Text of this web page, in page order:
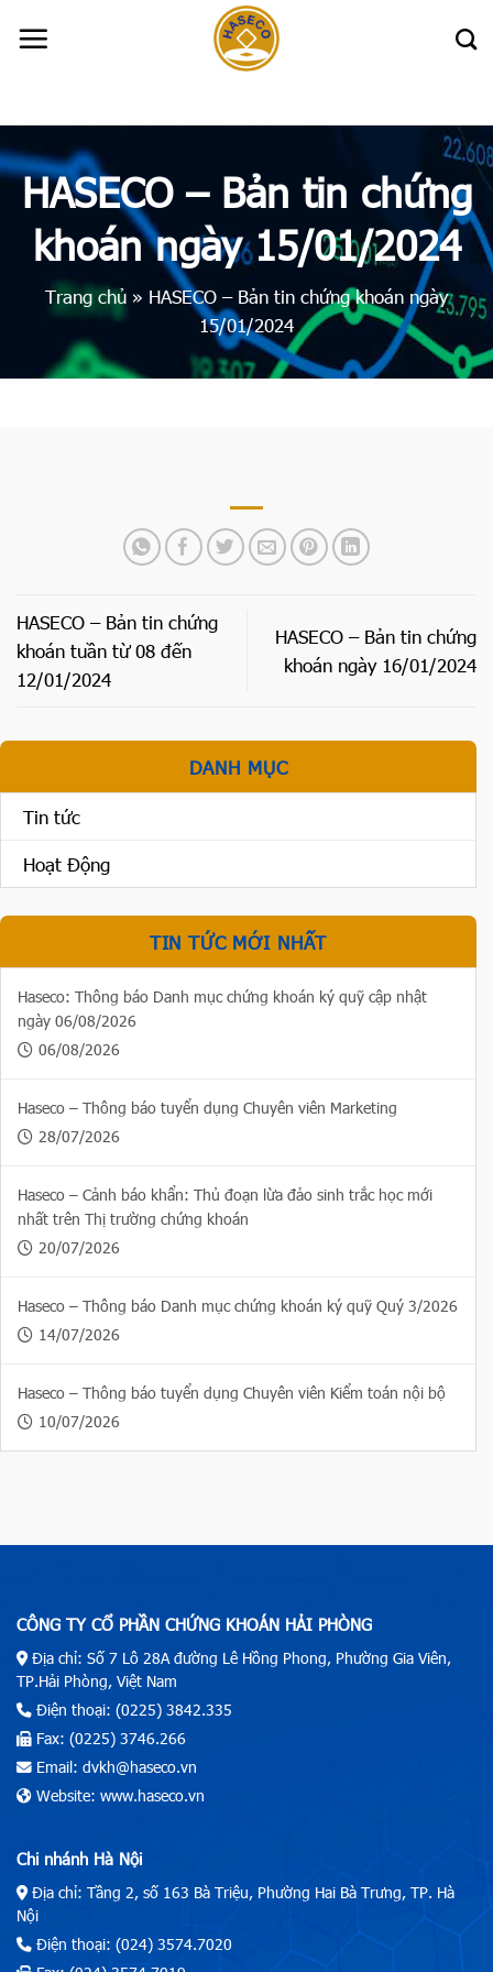
HASECO – Bản tin chứng
khoán ngày 15/01/2024
Trang chủ » HASECO – Bản tin chứng khoán ngày
15/01/2024
HASECO – Bản tin chứng
khoán tuần từ 08 đến
12/01/2024
HASECO – Bản tin chứng
khoán ngày 16/01/2024
DANH MỤC
Tin tức
Hoạt Động
TIN TỨC MỚI NHẤT
Haseco: Thông báo Danh mục chứng khoán ký quỹ cập nhật
ngày 06/08/2026
06/08/2026
Haseco – Thông báo tuyển dụng Chuyên viên Marketing
28/07/2026
Haseco – Cảnh báo khẩn: Thủ đoạn lừa đảo sinh trắc học mới
nhất trên Thị trường chứng khoán
20/07/2026
Haseco – Thông báo Danh mục chứng khoán ký quỹ Quý 3/2026
14/07/2026
Haseco – Thông báo tuyển dụng Chuyên viên Kiểm toán nội bộ
10/07/2026
CÔNG TY CỔ PHẦN CHỨNG KHOÁN HẢI PHÒNG
Địa chỉ: Số 7 Lô 28A đường Lê Hồng Phong, Phường Gia Viên,
TP.Hải Phòng, Việt Nam
Điện thoại: (0225) 3842.335
Fax: (0225) 3746.266
Email: dvkh@haseco.vn
Website: www.haseco.vn
Chi nhánh Hà Nội
Địa chỉ: Tầng 2, số 163 Bà Triệu, Phường Hai Bà Trưng, TP. Hà
Nội
Điện thoại: (024) 3574.7020